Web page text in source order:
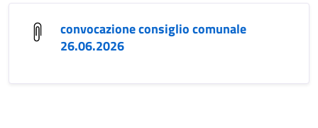
convocazione consiglio comunale
26.06.2026